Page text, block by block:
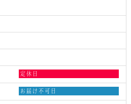
水
日,
8
定休日
木
お届け不可日